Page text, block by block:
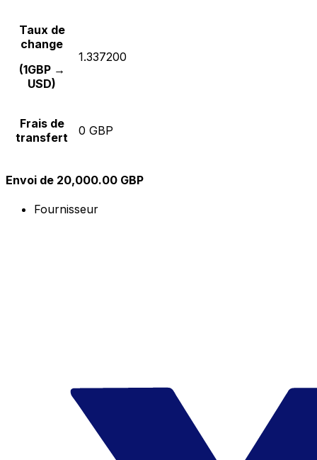
Taux de
change
(1GBP →
USD)
1.337200
Frais de
transfert
0 GBP
Envoi de 20,000.00 GBP
Fournisseur